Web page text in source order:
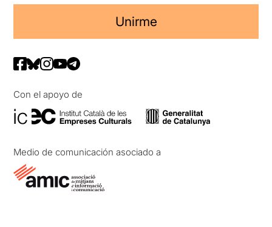
Unirme
Con el apoyo de
Medio de comunicación asociado a